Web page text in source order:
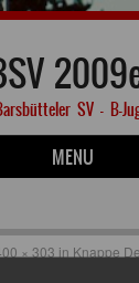
SV – B-
MENU
× 303 in Knappe